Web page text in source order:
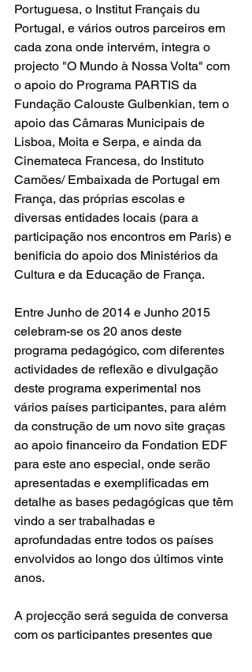
Portuguesa, o Institut Français du
Portugal, e vários outros parceiros em
cada zona onde intervém, integra o
projecto "O Mundo à Nossa Volta" com
o apoio do Programa PARTIS da
Fundação Calouste Gulbenkian, tem o
apoio das Câmaras Municipais de
Lisboa, Moita e Serpa, e ainda da
Cinemateca Francesa, do Instituto
Camões/ Embaixada de Portugal em
França, das próprias escolas e
diversas entidades locais (para a
participação nos encontros em Paris) e
benificia do apoio dos Ministérios da
Cultura e da Educação de França.
Entre Junho de 2014 e Junho 2015
celebram-se os 20 anos deste
programa pedagógico, com diferentes
actividades de reflexão e divulgação
deste programa experimental nos
vários países participantes, para além
da construção de um novo site graças
ao apoio financeiro da Fondation EDF
para este ano especial, onde serão
apresentadas e exemplificadas em
detalhe as bases pedagógicas que têm
vindo a ser trabalhadas e
aprofundadas entre todos os países
envolvidos ao longo dos últimos vinte
anos.
A projecção será seguida de conversa
com os participantes presentes que